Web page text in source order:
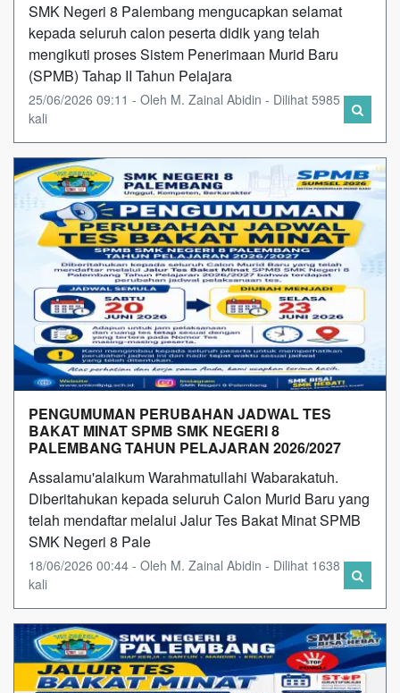
SMK Negeri 8 Palembang mengucapkan selamat
kepada seluruh calon peserta didik yang telah
mengikuti proses Sistem Penerimaan Murid Baru
(SPMB) Tahap II Tahun Pelajara
25/06/2026 09:11 - Oleh M. Zainal Abidin - Dilihat 5985
kali
PENGUMUMAN PERUBAHAN JADWAL TES
BAKAT MINAT SPMB SMK NEGERI 8
PALEMBANG TAHUN PELAJARAN 2026/2027
Assalamu'alaikum Warahmatullahi Wabarakatuh.
Diberitahukan kepada seluruh Calon Murid Baru yang
telah mendaftar melalui Jalur Tes Bakat Minat SPMB
SMK Negeri 8 Pale
18/06/2026 00:44 - Oleh M. Zainal Abidin - Dilihat 1638
kali